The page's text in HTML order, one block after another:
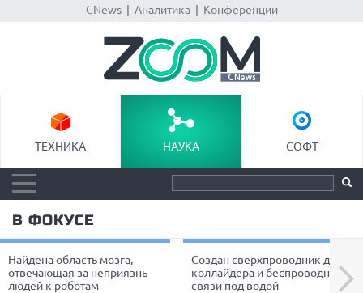
CNews| Аналитика| Конференции
ТЕХНИКА НАУКА СОФТ
В ФОКУСЕ
Найдена область мозга,
отвечающая за неприязнь
людей к роботам
Создан сверхпроводник для
коллайдера и беспроводной
связи под водой
Next